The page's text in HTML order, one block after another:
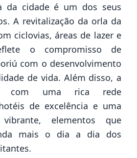
da cidade é um dos seus
A revitalização da orla da
ciclovias, áreas de lazer e
o compromisso de
com o desenvolvimento
de vida. Além disso, a
com uma rica rede
de excelência e uma
elementos que
mais o dia a dia dos